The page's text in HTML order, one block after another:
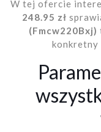
W tej ofercie
248.95 zł
(Fmcw220Bxj)
konkretny